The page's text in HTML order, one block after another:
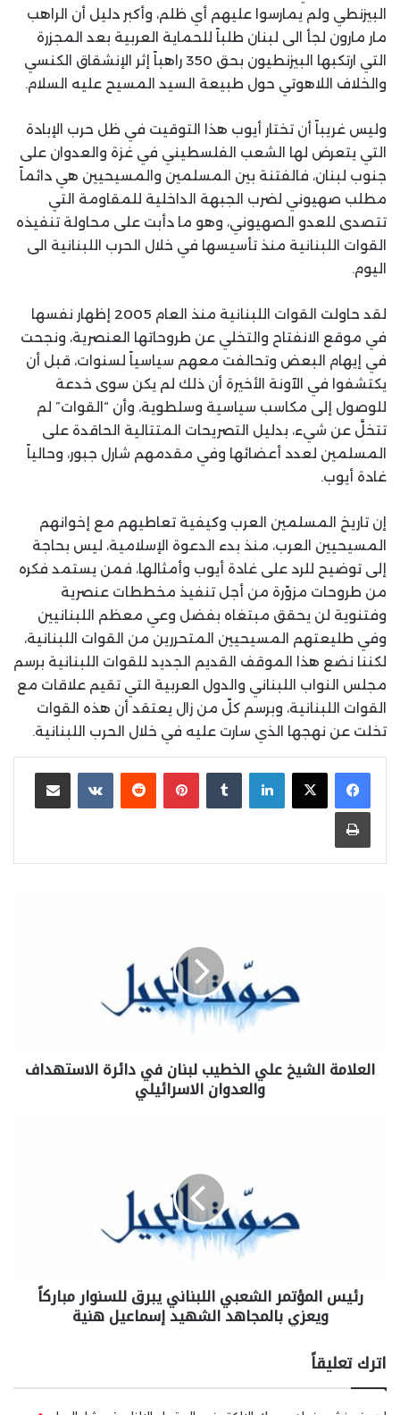
البيزنطي ولم يمارسوا عليهم أي ظلم، وأكبر دليل أن الراهب
مار مارون لجأ الى لبنان طلباً للحماية العربية بعد المجزرة
التي ارتكبها البيزنطيون بحق 350 راهباً إثر الإنشقاق الكنسي
والخلاف اللاهوتي حول طبيعة السيد المسيح عليه السلام.
وليس غريباً أن تختار أيوب هذا التوقيت في ظل حرب الإبادة
التي يتعرض لها الشعب الفلسطيني في غزة والعدوان على
جنوب لبنان، فالفتنة بين المسلمين والمسيحيين هي دائماً
مطلب صهيوني لضرب الجبهة الداخلية للمقاومة التي
تتصدى للعدو الصهيوني، وهو ما دأبت على محاولة تنفيذه
القوات اللبنانية منذ تأسيسها في خلال الحرب اللبنانية الى
اليوم.
لقد حاولت القوات اللبنانية منذ العام 2005 إظهار نفسها
في موقع الانفتاح والتخلي عن طروحاتها العنصرية، ونجحت
في إيهام البعض وتحالفت معهم سياسياً لسنوات، قبل أن
يكتشفوا في الآونة الأخيرة أن ذلك لم يكن سوى خدعة
للوصول إلى مكاسب سياسية وسلطوية، وأن “القوات” لم
تتخلَّ عن شيء، بدليل التصريحات المتتالية الحاقدة على
المسلمين لعدد أعضائها وفي مقدمهم شارل جبور، وحالياً
غادة أيوب.
إن تاريخ المسلمين العرب وكيفية تعاطيهم مع إخوانهم
المسيحيين العرب، منذ بدء الدعوة الإسلامية، ليس بحاجة
إلى توضيح للرد على غادة أيوب وأمثالها، فمن يستمد فكره
من طروحات مزوّرة من أجل تنفيذ مخططات عنصرية
وفتنوية لن يحقق مبتغاه بفضل وعي معظم اللبنانيين
وفي طليعتهم المسيحيين المتحررين من القوات اللبنانية،
لكننا نضع هذا الموقف القديم الجديد للقوات اللبنانية برسم
مجلس النواب اللبناني والدول العربية التي تقيم علاقات مع
القوات اللبنانية، وبرسم كلّ من زال يعتقد أن هذه القوات
تخلت عن نهجها الذي سارت عليه في خلال الحرب اللبنانية.
لينكدإن بينتيريست مشاركة عبر البريد
طباعة
العلامة الشيخ علي الخطيب لبنان في دائرة الاستهداف
والعدوان الاسرائيلي
رئيس المؤتمر الشعبي اللبناني يبرق للسنوار مباركاً
ويعزي بالمجاهد الشهيد إسماعيل هنية
اترك تعليقاً